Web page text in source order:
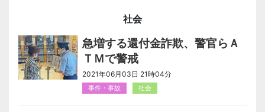
社会
急増する還付金詐欺、警官らＡ
ＴＭで警戒
2021年06月03日 21時04分
事件・事故 社会